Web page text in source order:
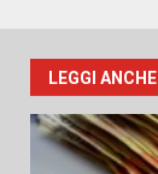
LEGGI ANCHE